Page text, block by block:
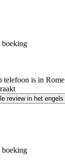
boeking
is in
review in het engels
boeking